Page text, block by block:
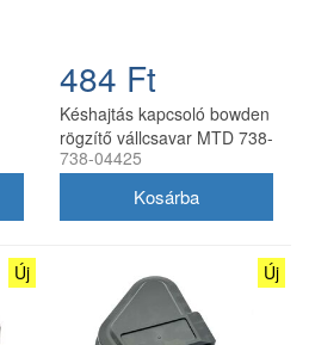
484 Ft
Késhajtás kapcsoló bowden
rögzítő vállcsavar MTD 738-
04425
738-04425
Új Új